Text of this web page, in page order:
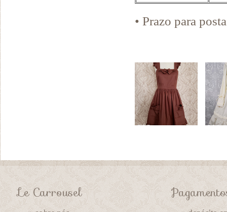
• Prazo para
Le Carrousel